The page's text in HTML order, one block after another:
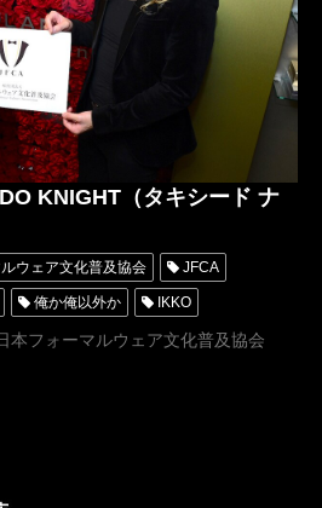
VOICE
&BLOG
ABOUT US
ACCESS
KNIGHT（タキシード ナ
ウェア文化普及協会 JFCA
俺か俺以外か IKKO
ード タキシードナイト
本フォーマルウェア文化普及協会